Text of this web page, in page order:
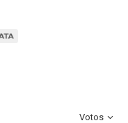
Votos